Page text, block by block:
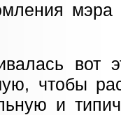
вот
чтобы
и